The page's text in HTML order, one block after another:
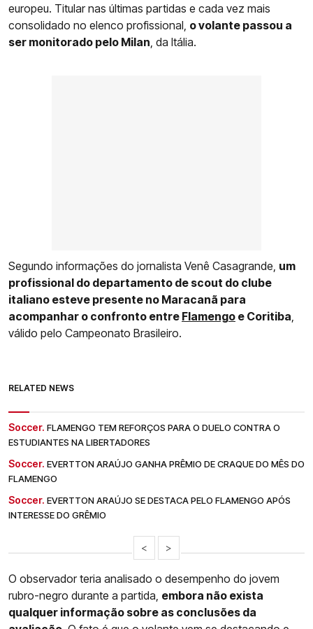
europeu. Titular nas últimas partidas e cada vez mais
consolidado no elenco profissional, o volante passou a
ser monitorado pelo Milan , da Itália.
Segundo informações do jornalista Venê Casagrande, um
profissional do departamento de scout do clube
italiano esteve presente no Maracanã para
acompanhar o confronto entre Flamengo e Coritiba
válido pelo Campeonato Brasileiro.
RELATED NEWS
Soccer. FLAMENGO TEM REFORÇOS PARA O DUELO CONTRA O
ESTUDIANTES NA LIBERTADORES
Soccer. EVERTTON ARAÚJO GANHA PRÊMIO DE CRAQUE DO MÊS DO
FLAMENGO
Soccer. EVERTTON ARAÚJO SE DESTACA PELO FLAMENGO APÓS
INTERESSE DO GRÊMIO
< >
O observador teria analisado o desempenho do jovem
rubro-negro durante a partida, embora não exista
qualquer informação sobre as conclusões da